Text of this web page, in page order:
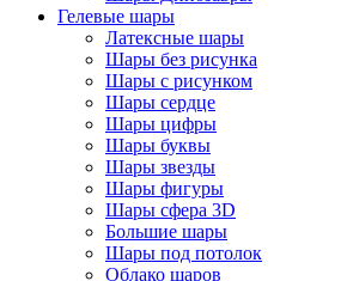
Гелевые шары
Латексные шары
Шары без рисунка
Шары с рисунком
Шары сердце
Шары цифры
Шары буквы
Шары звезды
Шары фигуры
Шары сфера 3D
Большие шары
Шары под потолок
Облако шаров